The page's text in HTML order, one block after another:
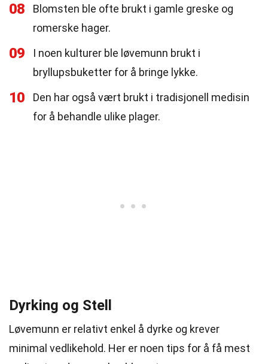
08
Blomsten ble ofte brukt i gamle greske og
romerske hager.
09
I noen kulturer ble løvemunn brukt i
bryllupsbuketter for å bringe lykke.
10
Den har også vært brukt i tradisjonell medisin
for å behandle ulike plager.
Dyrking og Stell
Løvemunn er relativt enkel å dyrke og krever
minimal vedlikehold. Her er noen tips for å få mest